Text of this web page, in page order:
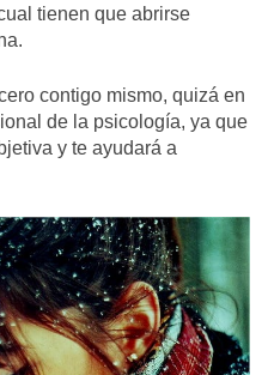
tienen que abrirse
contigo mismo, quizá en
de la psicología, ya que
y te ayudará a